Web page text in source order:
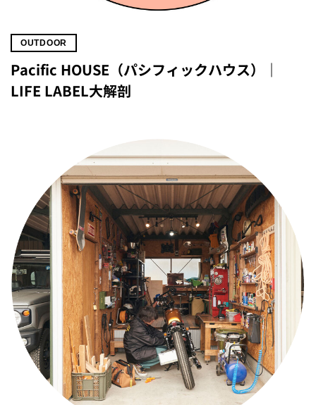
OUTDOOR
Pacific HOUSE（パシフィックハウス）｜
LIFE LABEL大解剖